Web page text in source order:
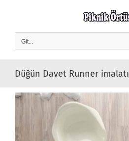
Git...
Düğün Davet Runner imalatı